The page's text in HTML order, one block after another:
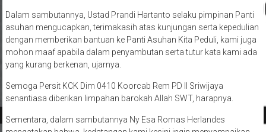
Dalam sambutannya, Ustad Prandi Hartanto selaku pimpinan Panti
asuhan mengucapkan, terimakasih atas kunjungan serta kepedulian
dengan memberikan bantuan ke Panti Asuhan Kita Peduli, kami juga
mohon maaf apabila dalam penyambutan serta tutur kata kami ada
yang kurang berkenan, ujarnya.
Semoga Persit KCK Dim 0410 Koorcab Rem PD II Sriwijaya
senantiasa diberikan limpahan barokah Allah SWT, harapnya.
Sementara, dalam sambutannya Ny Esa Romas Herlandes